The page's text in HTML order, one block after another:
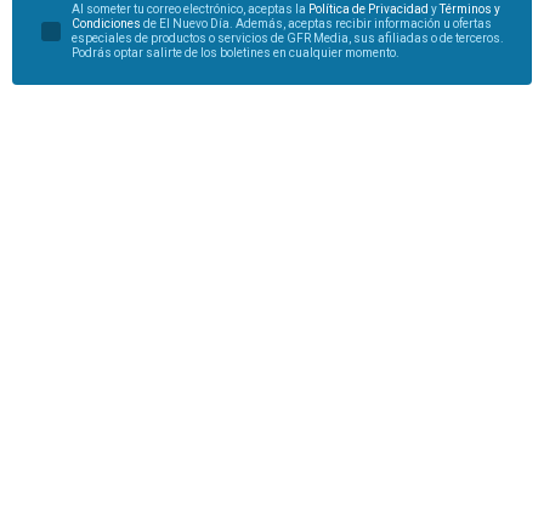
Al someter tu correo electrónico, aceptas la Política de Privacidad yTérminos y
Condiciones de El Nuevo Día. Además, aceptas recibir información u ofertas
especiales de productos o servicios de GFR Media, sus afiliadas o de terceros.
Podrás optar salirte de los boletines en cualquier momento.